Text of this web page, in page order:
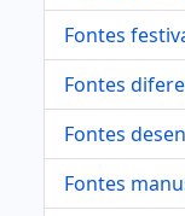
Fontes
Fontes
Fontes
Fontes